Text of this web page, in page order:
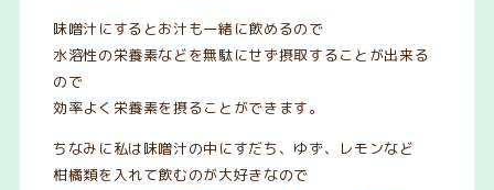
味噌汁にするとお汁も一緒に飲めるので
水溶性の栄養素などを無駄にせず摂取することが出来る
ので
効率よく栄養素を摂ることができます。
ちなみに私は味噌汁の中にすだち、ゆず、レモンなど
柑橘類を入れて飲むのが大好きなので